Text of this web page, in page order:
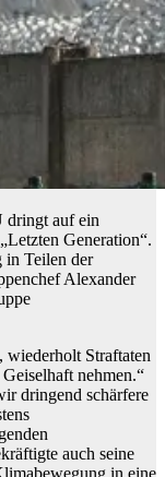
dringt auf ein
Generation“.
in Teilen der
Alexander
wiederholt Straftaten
nehmen.“
dringend schärfere
auch seine